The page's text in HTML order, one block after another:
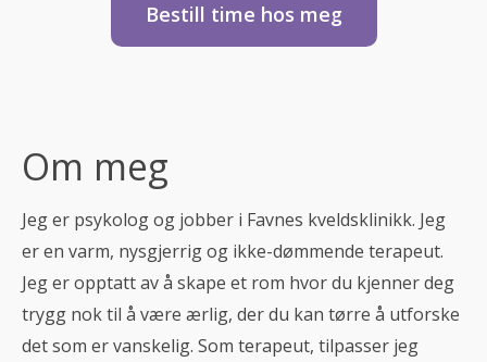
Bestill time hos meg
Om meg
Jeg er psykolog og jobber i Favnes kveldsklinikk. Jeg
er en varm, nysgjerrig og ikke-dømmende terapeut.
Jeg er opptatt av å skape et rom hvor du kjenner deg
trygg nok til å være ærlig, der du kan tørre å utforske
det som er vanskelig. Som terapeut, tilpasser jeg